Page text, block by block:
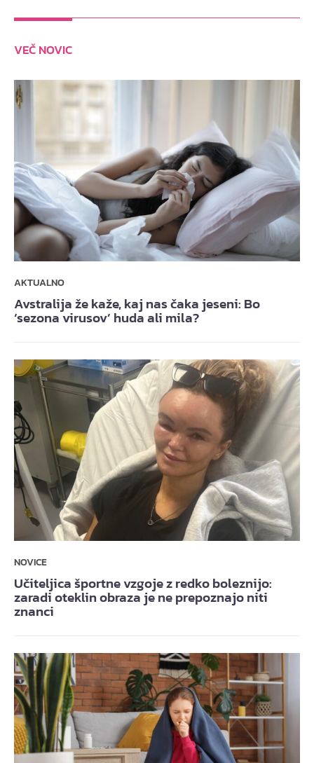
VEČ NOVIC
AKTUALNO
Avstralija že kaže, kaj nas čaka jeseni: Bo
‘sezona virusov’ huda ali mila?
NOVICE
Učiteljica športne vzgoje z redko boleznijo:
zaradi oteklin obraza je ne prepoznajo niti
znanci